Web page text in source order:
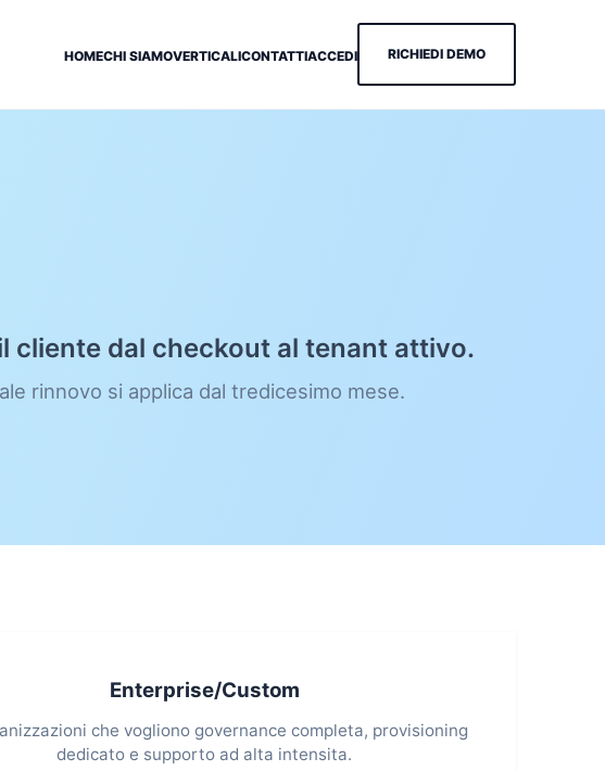
HOMECHI SIAMOVERTICALICONTATTIACCEDI RICHIEDI DEMO
cliente dal checkout al tenant attivo.
rinnovo si applica dal tredicesimo mese.
Enterprise/Custom
che vogliono governance completa, provisioning
dedicato e supporto ad alta intensita.